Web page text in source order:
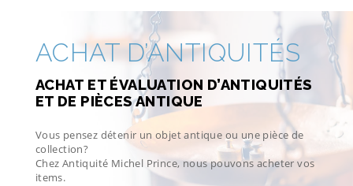
ACHAT D’ANTIQUITÉS
ACHAT ET ÉVALUATION D’ANTIQUITÉS
ET DE PIÈCES ANTIQUE
Vous pensez détenir un objet antique ou une pièce de
collection?
Chez Antiquité Michel Prince, nous pouvons acheter vos
items.